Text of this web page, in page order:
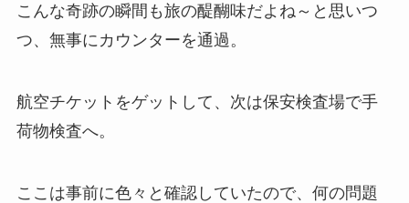
こんな奇跡の瞬間も旅の醍醐味だよね～と思いつ
つ、無事にカウンターを通過。
航空チケットをゲットして、次は保安検査場で手
荷物検査へ。
ここは事前に色々と確認していたので、何の問題